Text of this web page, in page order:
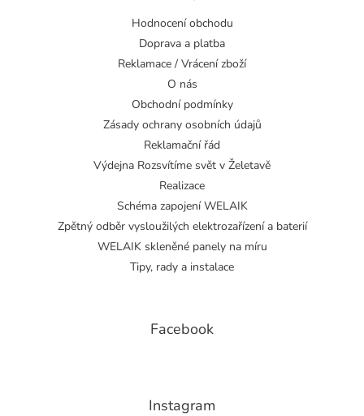
Hodnocení obchodu
Doprava a platba
Reklamace / Vrácení zboží
O nás
Obchodní podmínky
Zásady ochrany osobních údajů
Reklamační řád
Výdejna Rozsvítíme svět v Želetavě
Realizace
Schéma zapojení WELAIK
Zpětný odběr vysloužilých elektrozařízení a baterií
WELAIK skleněné panely na míru
Tipy, rady a instalace
Facebook
Instagram